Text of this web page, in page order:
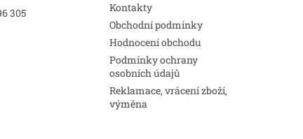
305
Kontakty
Obchodní podmínky
Hodnocení obchodu
Podmínky ochrany
osobních údajů
Reklamace, vrácení zboží,
výměna